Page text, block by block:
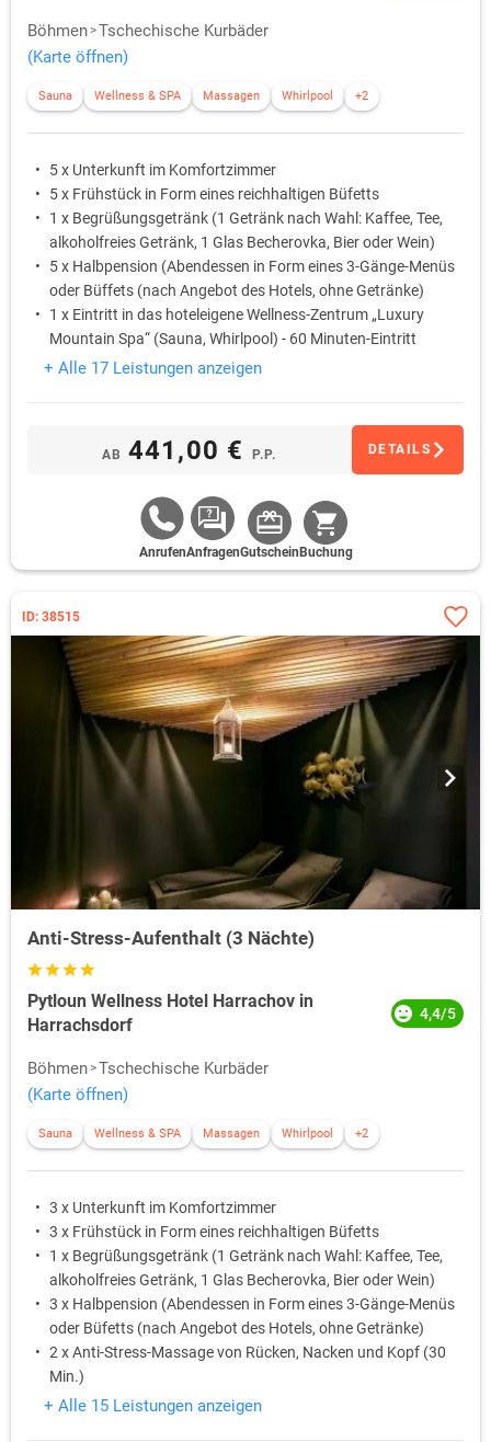
Böhmen Tschechische Kurbäder
(Karte öffnen)
Sauna Wellness & SPA Massagen Whirlpool +2
5 x Unterkunft im Komfortzimmer
5 x Frühstück in Form eines reichhaltigen Büfetts
1 x Begrüßungsgetränk (1 Getränk nach Wahl: Kaffee, Tee,
alkoholfreies Getränk, 1 Glas Becherovka, Bier oder Wein)
5 x Halbpension (Abendessen in Form eines 3-Gänge-Menüs
oder Büffets (nach Angebot des Hotels, ohne Getränke)
1 x Eintritt in das hoteleigene Wellness-Zentrum „Luxury
Mountain Spa“ (Sauna, Whirlpool) - 60 Minuten-Eintritt
während der allg. Öffnungszeiten, Terminierung an der
+ Alle 17 Leistungen anzeigen
AB 441,00 € P.P. DETAILS
AnrufenAnfragenGutschein Buchung
ID: 38515
Anti-Stress-Aufenthalt (3 Nächte)
Pytloun Wellness Hotel Harrachov in
Harrachsdorf
4,4/5
Böhmen Tschechische Kurbäder
(Karte öffnen)
Sauna Wellness & SPA Massagen Whirlpool +2
3 x Unterkunft im Komfortzimmer
3 x Frühstück in Form eines reichhaltigen Büfetts
1 x Begrüßungsgetränk (1 Getränk nach Wahl: Kaffee, Tee,
alkoholfreies Getränk, 1 Glas Becherovka, Bier oder Wein)
3 x Halbpension (Abendessen in Form eines 3-Gänge-Menüs
oder Büfetts (nach Angebot des Hotels, ohne Getränke)
2 x Anti-Stress-Massage von Rücken, Nacken und Kopf (30
Min.)
2 x Fußreflexzonenmassage (30 Min.)
+ Alle 15 Leistungen anzeigen